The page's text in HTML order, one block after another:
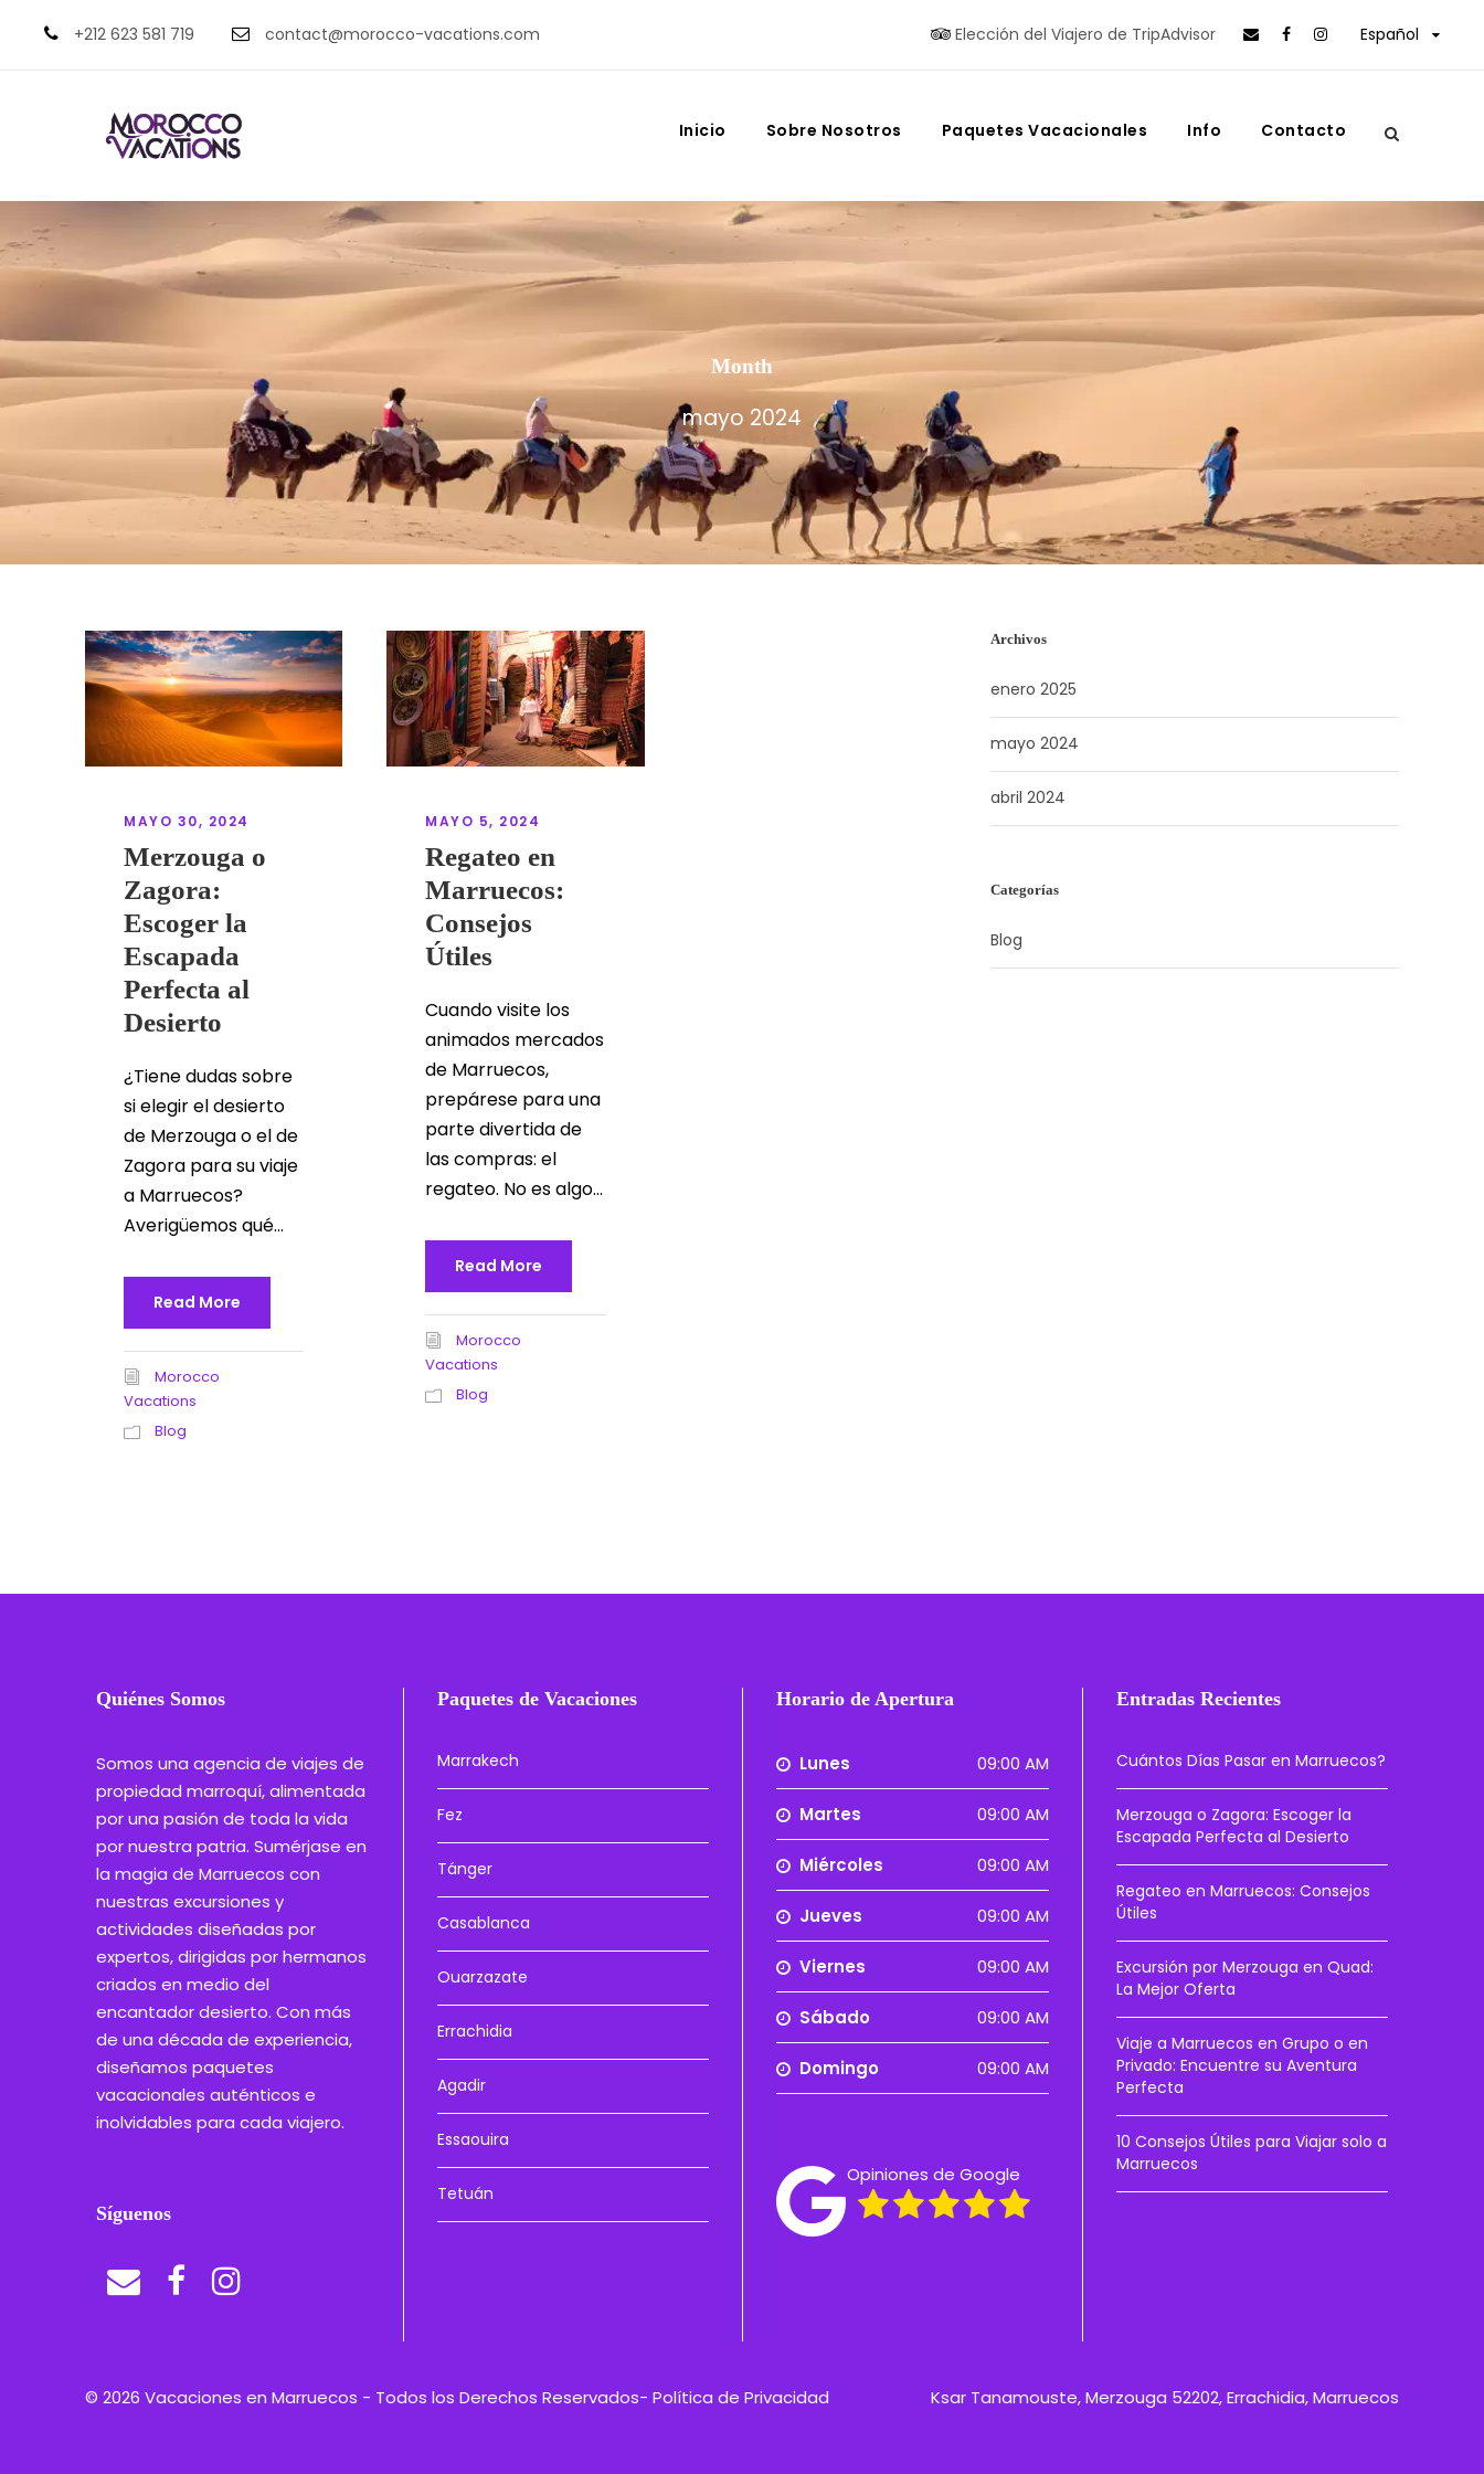
+212 623 581 719 contact@morocco-vacations.com Elección del Viajero de TripAdvisor Español
Inicio Sobre Nosotros Paquetes Vacacionales Info Contacto
Month
mayo 2024
MAYO 30, 2024
Merzouga o
Zagora:
Escoger la
Escapada
Perfecta al
Desierto
¿Tiene dudas sobre
si elegir el desierto
de Merzouga o el de
Zagora para su viaje
a Marruecos?
Averigüemos qué...
Read More
Morocco
Vacations
Blog
MAYO 5, 2024
Regateo en
Marruecos:
Consejos
Útiles
Cuando visite los
animados mercados
de Marruecos,
prepárese para una
parte divertida de
las compras: el
regateo. No es algo...
Read More
Morocco
Vacations
Blog
Archivos
enero 2025
mayo 2024
abril 2024
Categorías
Blog
Quiénes Somos
Somos una agencia de viajes de
propiedad marroquí, alimentada
por una pasión de toda la vida
por nuestra patria. Sumérjase en
la magia de Marruecos con
nuestras excursiones y
actividades diseñadas por
expertos, dirigidas por hermanos
criados en medio del
encantador desierto. Con más
de una década de experiencia,
diseñamos paquetes
vacacionales auténticos e
inolvidables para cada viajero.
Síguenos
Paquetes de Vacaciones
Marrakech
Fez
Tánger
Casablanca
Ouarzazate
Errachidia
Agadir
Essaouira
Tetuán
Horario de Apertura
Lunes 09:00 AM
Martes 09:00 AM
Miércoles 09:00 AM
Jueves 09:00 AM
Viernes 09:00 AM
Sábado 09:00 AM
Domingo 09:00 AM
Opiniones de Google
Entradas Recientes
Cuántos Días Pasar en Marruecos?
Merzouga o Zagora: Escoger la
Escapada Perfecta al Desierto
Regateo en Marruecos: Consejos
Útiles
Excursión por Merzouga en Quad:
La Mejor Oferta
Viaje a Marruecos en Grupo o en
Privado: Encuentre su Aventura
Perfecta
10 Consejos Útiles para Viajar solo a
Marruecos
© 2026 Vacaciones en Marruecos - Todos los Derechos Reservados- Política de Privacidad Ksar Tanamouste, Merzouga 52202, Errachidia, Marruecos